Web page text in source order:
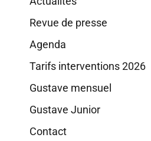
Revue de presse
Agenda
Tarifs interventions 2026
Gustave mensuel
Gustave Junior
Contact